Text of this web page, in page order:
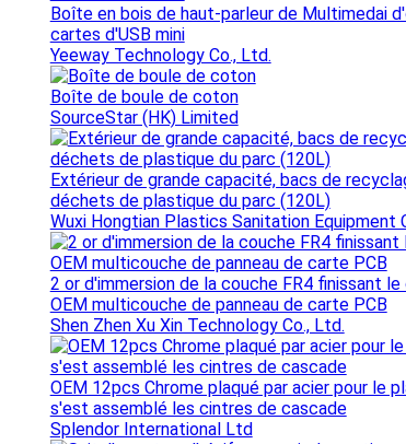
Boîte en bois de haut-parleur de Multimedai
cartes d'USB mini
Yeeway Technology Co., Ltd.
Boîte de boule de coton
SourceStar (HK) Limited
Extérieur de grande capacité, bacs de
déchets de plastique du parc (120L)
Wuxi Hongtian Plastics Sanitation Equipment
2 or d'immersion de la couche FR4 finissant
OEM multicouche de panneau de carte PCB
Shen Zhen Xu Xin Technology Co., Ltd.
OEM 12pcs Chrome plaqué par acier pour le
s'est assemblé les cintres de cascade
Splendor International Ltd